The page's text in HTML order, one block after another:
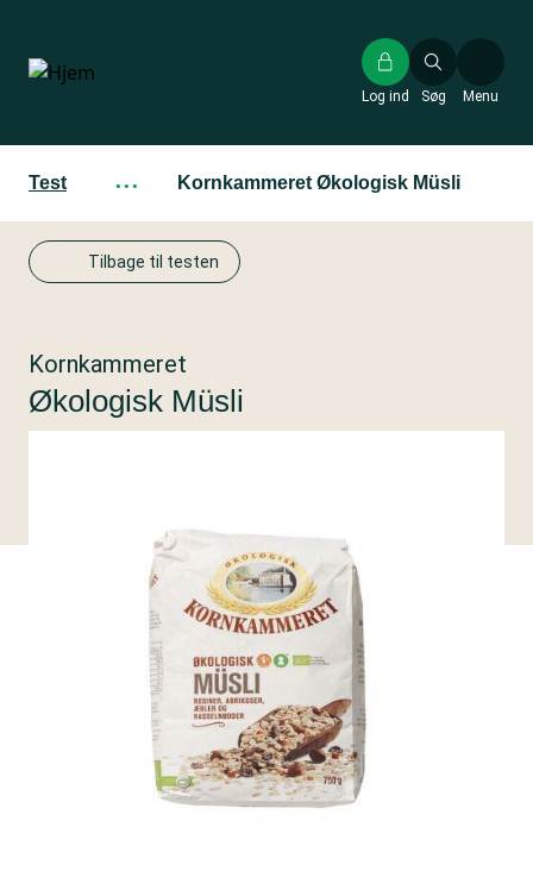
hovedindhold
Søg
Log ind Menu
Test ··· Kornkammeret Økologisk Müsli
Tilbage til testen
Kornkammeret
Økologisk Müsli